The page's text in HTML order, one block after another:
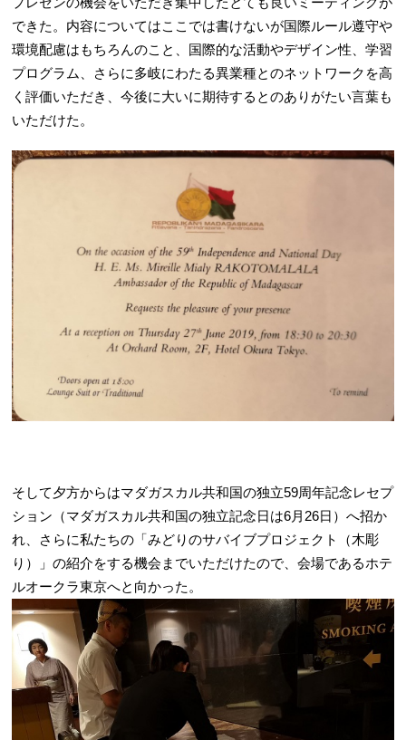
プレゼンの機会をいただき集中したとても良いミーティングが
できた。内容についてはここでは書けないが国際ルール遵守や
環境配慮はもちろんのこと、国際的な活動やデザイン性、学習
プログラム、さらに多岐にわたる異業種とのネットワークを高
く評価いただき、今後に大いに期待するとのありがたい言葉も
いただけた。
そして夕方からはマダガスカル共和国の独立59周年記念レセプ
ション（マダガスカル共和国の独立記念日は6月26日）へ招か
れ、さらに私たちの「みどりのサバイブプロジェクト（木彫
り）」の紹介をする機会までいただけたので、会場であるホテ
ルオークラ東京へと向かった。